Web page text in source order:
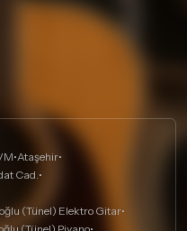
•Ataşehir•
Cad.•
(Tünel) Elektro Gitar•